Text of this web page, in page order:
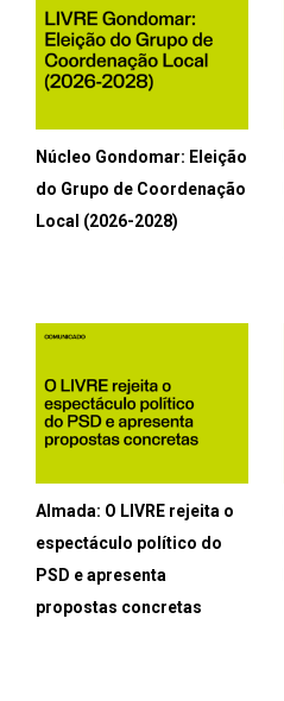
Núcleo Gondomar: Eleição
do Grupo de Coordenação
Local (2026-2028)
Almada: O LIVRE rejeita o
espectáculo político do
PSD e apresenta
propostas concretas